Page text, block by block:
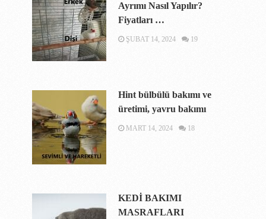
Ayrımı Nasıl Yapılır?
Fiyatları …
ŞUBAT 14, 2024 19
Hint bülbülü bakımı ve
üretimi, yavru bakımı
MART 14, 2024 18
KEDİ BAKIMI
MASRAFLARI